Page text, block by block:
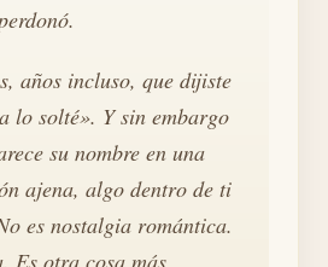
años incluso, que dijiste
lo solté». Y sin embargo
su nombre en una
ajena, algo dentro de ti
es nostalgia romántica.
Es otra cosa más